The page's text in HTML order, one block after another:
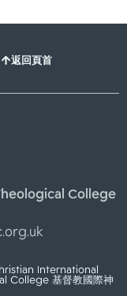
返回頁首
College
International
College 基督教國際神